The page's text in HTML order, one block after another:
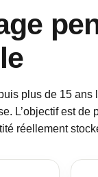
plus de 15
L’objectif est de
réellement